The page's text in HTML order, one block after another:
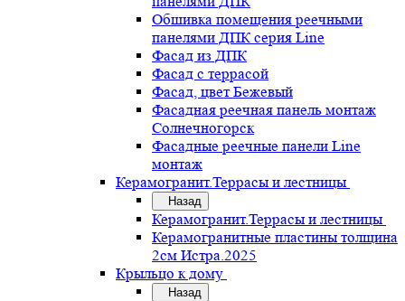
Обшивка помещения реечными
панелями ДПК серия Line
Фасад из ДПК
Фасад с террасой
Фасад, цвет Бежевый
Фасадная реечная панель монтаж
Солнечногорск
Фасадные реечные панели Line
монтаж
Керамогранит.Террасы и лестницы
Назад
Керамогранит.Террасы и лестницы
Керамогранитные пластины толщина
2см Истра.2025
Крыльцо к дому
Назад